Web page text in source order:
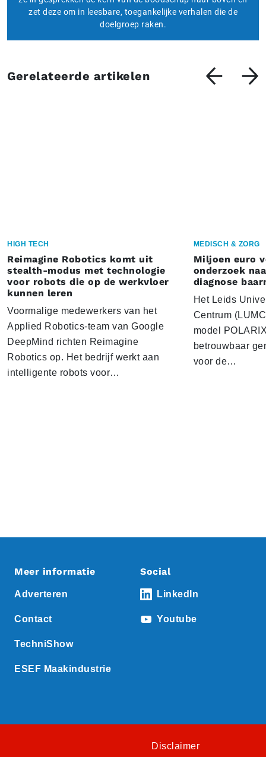
zet deze om in leesbare, toegankelijke verhalen die de
doelgroep raken.
Gerelateerde artikelen
HIGH TECH
Reimagine Robotics komt uit
stealth-modus met technologie
voor robots die op de werkvloer
kunnen leren
Voormalige medewerkers van het
Applied Robotics-team van Google
DeepMind richten Reimagine
Robotics op. Het bedrijf werkt aan
intelligente robots voor…
MEDISCH & ZORG
Miljoen euro
onderzoek
diagnose
Het Leids
Centrum
model
betrouwbaar
voor de…
Meer informatie
Adverteren
Contact
TechniShow
ESEF Maakindustrie
Social
LinkedIn
Youtube
Disclaimer